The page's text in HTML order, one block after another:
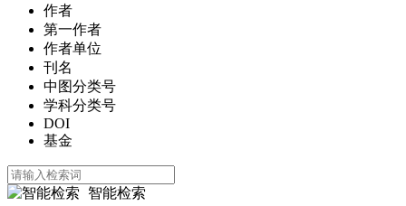
作者
第一作者
作者单位
刊名
中图分类号
学科分类号
DOI
基金
智能检索